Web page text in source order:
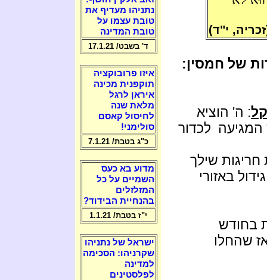
י"ד)
של חמסין:
: ה' הוציא
לכדור
שילך
באזורי
בחודש
שהחלו
נתניהו מעדיף את
טובת עצמו על
טובת המדינה
ד' בשבט/ 17.1.21
איזו פרובוקציה
תוקפנית מכינה
איראן לרגל
מלאת שנה
לחיסול קאסם
סולימני!
כ"ג בטבת/ 7.1.21
מדוע בא כעס
השמיים על כל
המזלזלים
בהנחיית הבידוד?
י"ז בטבת/ 1.1.21
ישראל של נתניהו
שקרניהו: הסכימה
למדינה
לפלסטינים